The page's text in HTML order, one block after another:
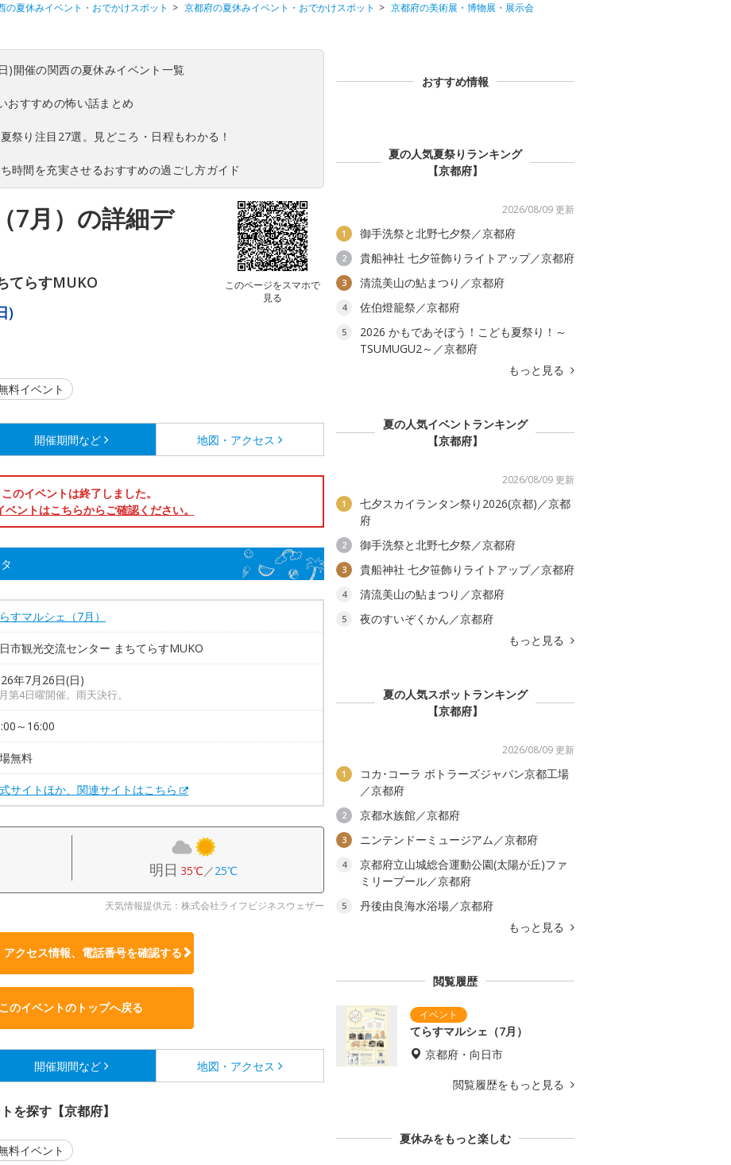
の夏休みイベント・おでかけスポット 京都府の夏休みイベント・おでかけスポット
京都府の美術展・博物展・展示会
)開催の関西の夏休みイベント一覧
おすすめの怖い話まとめ
祭り注目27選。見どころ・日程もわかる！
時間を充実させるおすすめの過ごし方ガイド
7月）の詳細デ
てらすMUKO
このページをスマホで
見る
)
料イベント
開催期間など 地図・アクセス
のイベントは終了しました。
ベントはこちらからご確認ください。
すマルシェ（7月）
市観光交流センター まちてらすMUKO
年7月26日(日)
第4日曜開催。雨天決行。
～16:00
無料
サイトほか、関連サイトはこちら
明日 35℃／25℃
天気情報提供元：株式会社ライフビジネスウェザー
アクセス情報、電話番号を確認する
このイベントのトップへ戻る
開催期間など 地図・アクセス
を探す【京都府】
料イベント
おすすめ情報
夏の人気夏祭りランキング
【京都府】
2026/08/09 更新
1 御手洗祭と北野七夕祭／京都府
2 貴船神社 七夕笹飾りライトアップ／京都府
3 清流美山の鮎まつり／京都府
4 佐伯燈籠祭／京都府
5
2026 かもであそぼう！こども夏祭り！～
TSUMUGU2～／京都府
もっと見る
夏の人気イベントランキング
【京都府】
2026/08/09 更新
1
七夕スカイランタン祭り2026(京都)／京都
府
2 御手洗祭と北野七夕祭／京都府
3 貴船神社 七夕笹飾りライトアップ／京都府
4 清流美山の鮎まつり／京都府
5
夜のすいぞくかん／京都府
もっと見る
夏の人気スポットランキング
【京都府】
2026/08/09 更新
1
コカ･コーラ ボトラーズジャパン京都工場
／京都府
2 京都水族館／京都府
3 ニンテンドーミュージアム／京都府
4
京都府立山城総合運動公園(太陽が丘)ファ
ミリープール／京都府
5
丹後由良海水浴場／京都府
もっと見る
閲覧履歴
てらすマルシェ（7月）
京都府・向日市
閲覧履歴をもっと見る
夏休みをもっと楽しむ